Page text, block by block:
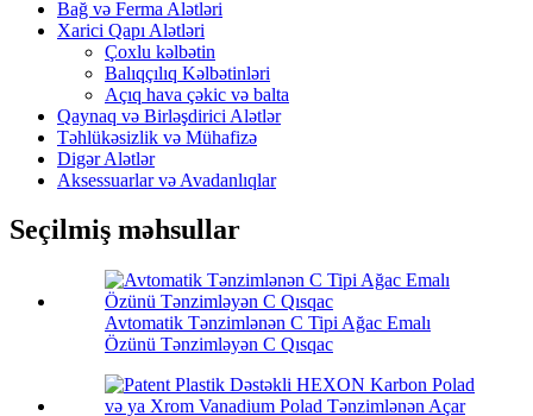
Bağ və Ferma Alətləri
Xarici Qapı Alətləri
Çoxlu kəlbətin
Balıqçılıq Kəlbətinləri
Açıq hava çəkic və balta
Qaynaq və Birləşdirici Alətlər
Təhlükəsizlik və Mühafizə
Digər Alətlər
Aksessuarlar və Avadanlıqlar
Seçilmiş məhsullar
Avtomatik Tənzimlənən C Tipi Ağac Emalı
Özünü Tənzimləyən C Qısqac